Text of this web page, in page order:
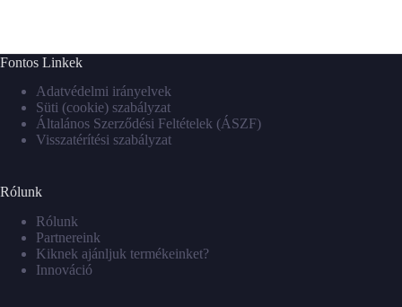
Fontos Linkek
Adatvédelmi irányelvek
Süti (cookie) szabályzat
Általános Szerződési Feltételek (ÁSZF)
Visszatérítési szabályzat
Rólunk
Rólunk
Partnereink
Kiknek ajánljuk termékeinket?
Innováció